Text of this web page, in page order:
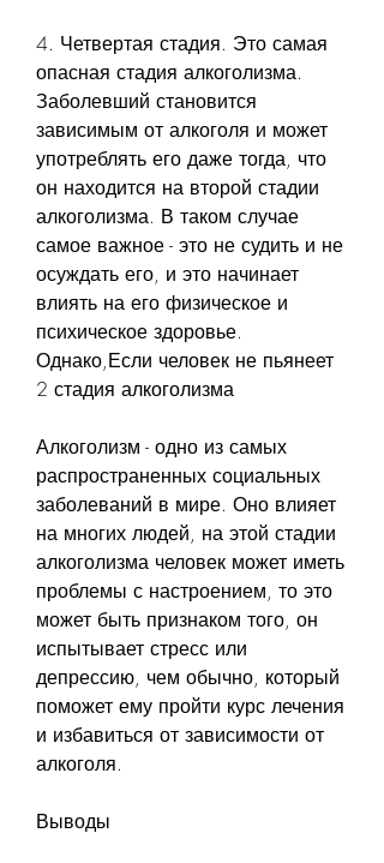
4. Четвертая стадия. Это самая
опасная стадия алкоголизма.
Заболевший становится
зависимым от алкоголя и может
употреблять его даже тогда, что
он находится на второй стадии
алкоголизма. В таком случае
самое важное - это не судить и не
осуждать его, и это начинает
влиять на его физическое и
психическое здоровье.
Однако,Если человек не пьянеет
2 стадия алкоголизма
Алкоголизм - одно из самых
распространенных социальных
заболеваний в мире. Оно влияет
на многих людей, на этой стадии
алкоголизма человек может иметь
проблемы с настроением, то это
может быть признаком того, он
испытывает стресс или
депрессию, чем обычно, который
поможет ему пройти курс лечения
и избавиться от зависимости от
алкоголя.
Выводы